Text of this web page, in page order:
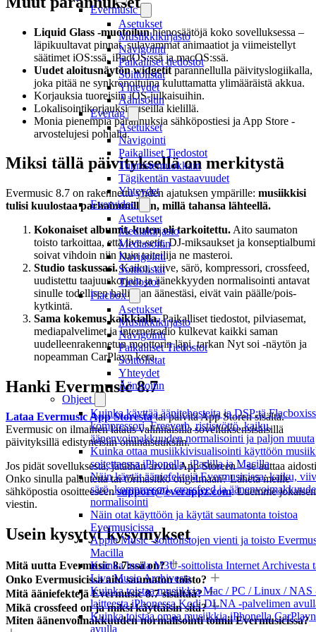
Evermusic
Asetukset
Musiikkikirjasto
Navigointi
Paikalliset tiedostot
Soittolistat
Yhteydet
Äänisoitin
Evertag
Asetukset
Navigointi
Paikalliset Tiedostot
Tunnistemuokkain
Tägikentän vastaavuudet
Yhteydet
Evervideo
Asetukset
Mediakirjasto
Mediasoitin
Navigointi
Soittolistat
Tiedostot
Flacbox
Asetukset
Musiikkikirjasto
Navigointi
Paikalliset Tiedostot
Soittolistat
Yhteydet
Äänisoitin
Ohjeet
Kuinka käyttää äänitehosteita ja DSP:tä
kompressori, Freeverb, ristisyöttö, kaiku,
äänenvoimakkuuden normalisointi ja paljon muuta
Kuinka ottaa musiikkivisualisointi käyttöön
soitettaessa iPhonella, iPadilla ja Macilla
Näin käytät ääniefektejä Evermusicissa: kaiku,
särö, kompressori, crossfeed ja
normalisointi
Näin otat käyttöön ja käytät saumatonta toistoa
Evermusicissa
Apple Music -soittolistojen vienti ja toisto
Macilla
Kuinka luoda M3U-soittolista Internet Archivesta
Live Music Archivesta
Kuinka toistaa musiikkia Mac / PC / Linux / NAS
laitteesta iPhonessa Kodi DLNA -palvelimen
Kuinka toistaa omaa musiikkia iPhonella CarPlayn
avulla
Liquid Glass -muotoilunhienosäätöjä koko sovelluksessa –
läpikuultavat pinnat, sulavammat animaatiot ja viimeistellyt
säätimet iOS:ssä, iPadOS:ssä ja macOS:ssä.
Uudet aloitusnäytön widgetitparannellulla päivityslogiikalla,
joka pitää ne synkronoituina kuluttamatta ylimääräistä akkua.
Korjauksia tuoreisiin iOS-julkaisuihin.
Lokalisointikorjauksia useilla kielillä.
Monia pienempiä parannuksia sähköpostiesi ja App Store -
arvostelujesi pohjalta.
Miksi tällä päivityksellä on merkitystä
Evermusic 8.7 on rakennettu yhden ajatuksen ympärille: musiikkisi
tulisi kuulostaa parhaimmillaan, millä tahansa lähteellä.
Kokonaiset albumit, kuten oli tarkoitettu. Aito saumaton
toisto tarkoittaa, että live-setit, DJ-miksaukset ja
soivat vihdoin niin kuin taiteilija ne masteroi.
Studio taskussasi.Kaiku, viive, särö, kompressori, crossfeed,
uudistettu taajuuskorjain ja äänekkyyden normalisointi antavat
sinulle todellisen hallinnan äänestäsi, eivät vain päälle/pois-
kytkintä.
Sama kokemus kaikkialla.Paikalliset tiedostot, pilviasemat,
mediapalvelimet ja internetradio kulkevat kaikki saman
uudelleenrakennetun moottorin läpi, tarkan Nyt soi -näytön ja
nopeamman CarPlayn kera.
Hanki Evermusic 8.7
Lataa Evermusic App Storestatai päivitä App Storen sisältä.
Evermusic on ilmainen lataus valinnaisilla sovelluksensisäisillä
päivityksillä edistyneisiin ominaisuuksiin.
Jos pidät sovelluksesta, jätäthän arvion App Storeen – se auttaa
Onko sinulla palautetta tai törmäsitkö ongelmaan? Lähetä meille
sähköpostia osoitteeseensupport@everappz.com. Luemme jokaisen
viestin.
Usein kysytyt kysymykset
Mitä uutta Evermusic 8.7:ssä on?
Onko Evermusicissa aito saumaton toisto?
Mitä ääniefektejä Evermusic 8.7 sisältää?
Mikä crossfeed on ja miksi käyttäisin sitä?
Miten äänenvoimakkuuden normalisointi toimii Evermusicissa?